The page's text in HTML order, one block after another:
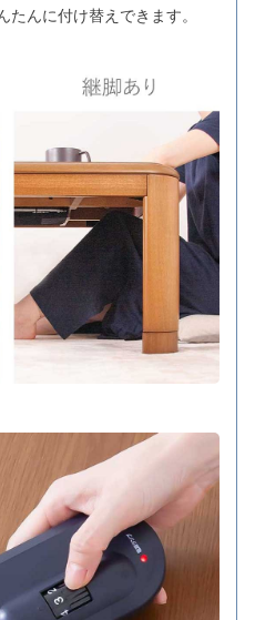
んに付け替えできます。